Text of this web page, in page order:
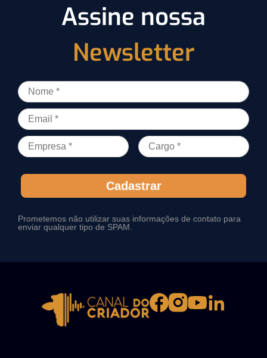
Assine nossa
Newsletter
Cadastrar
Prometemos não utilizar suas informações de contato para
enviar qualquer tipo de SPAM.